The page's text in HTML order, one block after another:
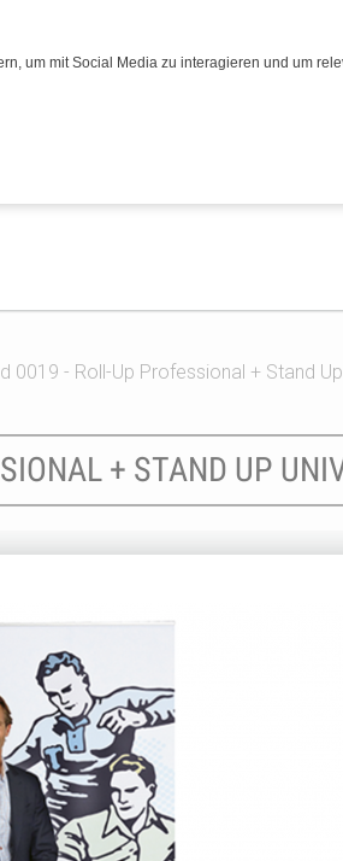
um mit Social Media zu interagieren und um
0019 - Roll-Up Professional + Stand
+ STAND UP